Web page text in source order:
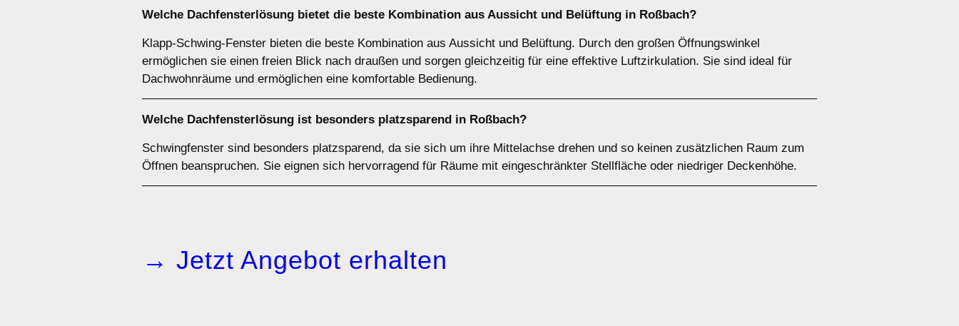
Welche Dachfensterlösung bietet die beste Kombination aus Aussicht und Belüftung in Roßbach?
Klapp-Schwing-Fenster bieten die beste Kombination aus Aussicht und Belüftung. Durch den großen Öffnungswinkel
ermöglichen sie einen freien Blick nach draußen und sorgen gleichzeitig für eine effektive Luftzirkulation. Sie sind ideal für
Dachwohnräume und ermöglichen eine komfortable Bedienung.
Welche Dachfensterlösung ist besonders platzsparend in Roßbach?
Schwingfenster sind besonders platzsparend, da sie sich um ihre Mittelachse drehen und so keinen zusätzlichen Raum zum
Öffnen beanspruchen. Sie eignen sich hervorragend für Räume mit eingeschränkter Stellfläche oder niedriger Deckenhöhe.
→ Jetzt Angebot erhalten